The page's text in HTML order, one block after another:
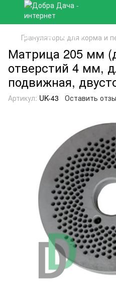
Грануляторы для корма и
Матрица 205 мм
отверстий 4 мм,
подвижная,
Артикул: UK-43 Оставить